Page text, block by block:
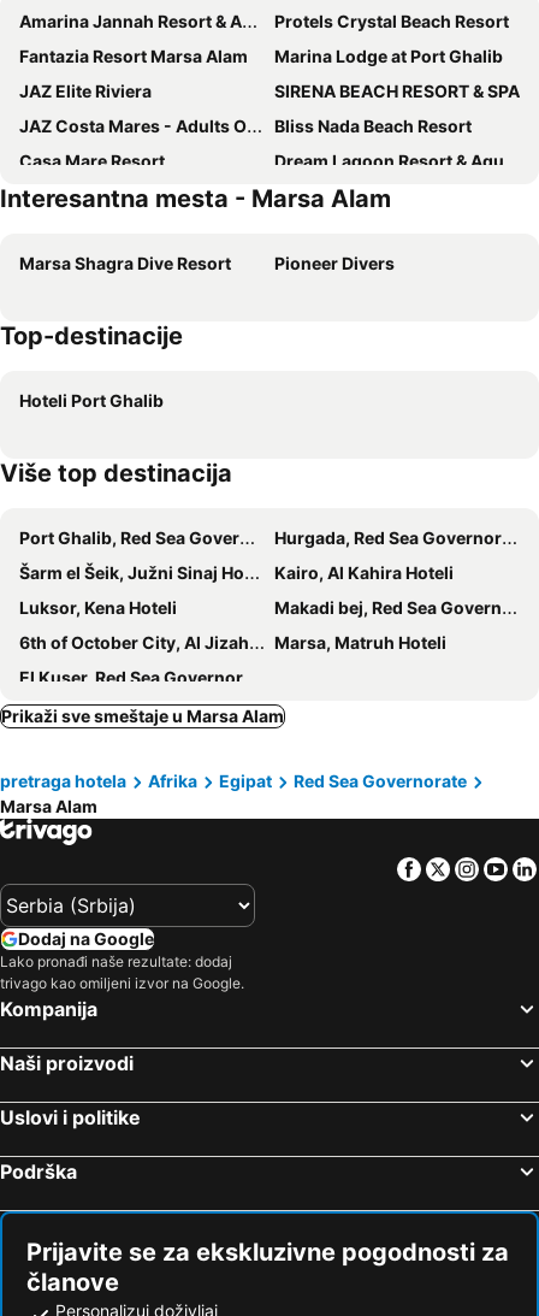
Amarina Jannah Resort & Aqua Park
Protels Crystal Beach Resort
Fantazia Resort Marsa Alam
Marina Lodge at Port Ghalib
JAZ Elite Riviera
SIRENA BEACH RESORT & SPA
JAZ Costa Mares - Adults Only +16
Bliss Nada Beach Resort
Casa Mare Resort
Dream Lagoon Resort & Aqua Park
MG Alexander The Great Hotel
Beach safari nubian resort
Sentido Reef Oasis Suakin Resort
Aurora Bay Resort Marsa Alam
JAZ Solaya
Marina View Port Ghalib
Interesantna mesta - Marsa Alam
Marsa Shagra Dive Resort Pioneer Divers
Top-destinacije
Hoteli Port Ghalib
Više top destinacija
Port Ghalib, Red Sea Governorate Hoteli
Hurgada, Red Sea Governorate Hoteli
Šarm el Šeik, Južni Sinaj Hoteli
Kairo, Al Kahira Hoteli
Luksor, Kena Hoteli
Makadi bej, Red Sea Governorate Hoteli
6th of October City, Al Jizah Hoteli
Marsa, Matruh Hoteli
El Kuser, Red Sea Governorate Hoteli
Prikaži sve smeštaje u Marsa Alam
pretraga hotela Afrika Egipat
Red Sea Governorate
Marsa Alam
Facebook
Twitter
Dodaj na Google
Lako pronađi naše rezultate: dodaj
trivago kao omiljeni izvor na Google.
Kompanija
Naši proizvodi
Uslovi i politike
Podrška
Prijavite se za ekskluzivne pogodnosti za
članove
Personalizuj doživljaj